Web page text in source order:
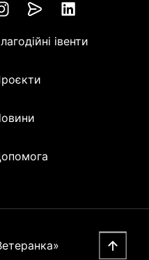
івенти